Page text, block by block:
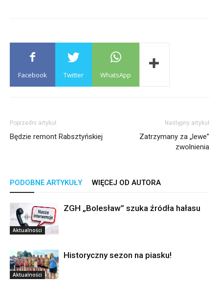
Facebook Twitter WhatsApp
Poprzedni artykuł
Będzie remont Rabsztyńskiej
Następny artykuł
Zatrzymany za „lewe”
zwolnienia
PODOBNE ARTYKUŁY WIĘCEJ OD AUTORA
Aktualności
ZGH „Bolesław” szuka źródła hałasu
Aktualności
Historyczny sezon na piasku!